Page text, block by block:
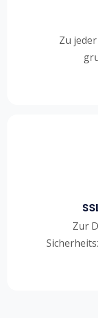
Zu
Zur